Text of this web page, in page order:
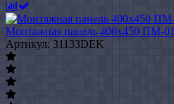
Монтажная панель 400x450 ПМ-01
Артикул: 31133DEK